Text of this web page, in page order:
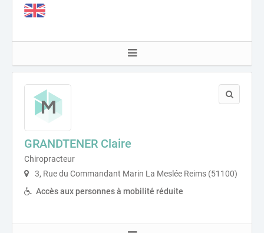
GRANDTENER Claire
Chiropracteur
3, Rue du Commandant Marin La Meslée Reims (51100)
Accès aux personnes à mobilité réduite